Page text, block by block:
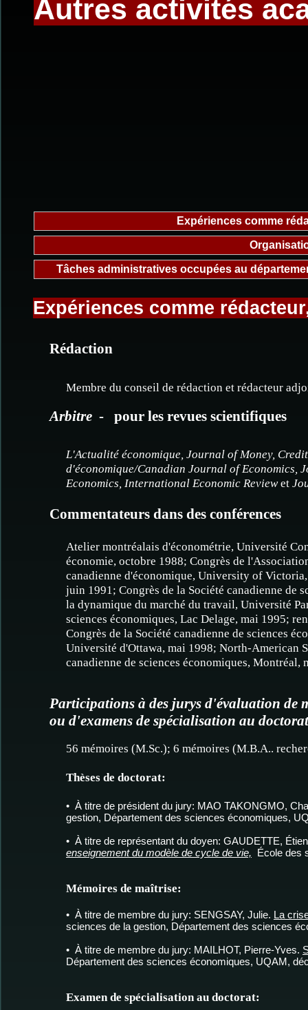
Autres activités
Expériences comme
Tâches administratives occupées au
Expériences comme
Rédaction
Membre du conseil de rédaction et rédacteur
Arbitre - pour les revues scientifiques
L'Actualité économique, Journal of Money,
d'économique/Canadian Journal of Economics,
Economics, International Economic Reviewet
Commentateurs dans des conférences
Atelier montréalais d'économétrie, Université
économie, octobre 1988; Congrès de
canadienne d'économique, University of
juin 1991; Congrès de la Société canadienne de
la dynamique du marché du travail, Université
sciences économiques, Lac Delage, mai 1995;
Congrès de la Société canadienne de sciences
Université d'Ottawa, mai 1998; North-American
canadienne de sciences économiques, Montréal,
Participations à des jurys d'évaluation de
ou d'examens de spécialisation au
56 mémoires (M.Sc.); 6 mémoires (M.B.A..
Thèses de doctorat:
• À titre de président du jury: MAO TAKONGMO,
gestion, Département des sciences économiques,
• À titre de représentant du doyen: GAUDETTE,
enseignement du modèle de cycle de vie, École des
Mémoires de maîtrise:
• À titre de membre du jury: SENGSAY, Julie. La
sciences de la gestion, Département des sciences
• À titre de membre du jury: MAILHOT, Pierre-Yves.
Département des sciences économiques, UQAM,
Examen de spécialisation au doctorat: